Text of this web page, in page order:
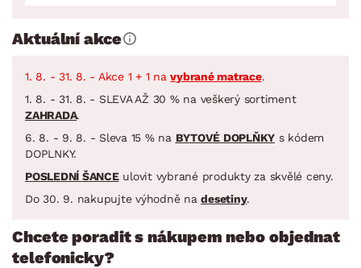
Aktuální akce
1. 8. - 31. 8. - Akce 1 + 1 navybrané matrace.
1. 8. - 31. 8. - SLEVA AŽ 30 % na veškerý sortiment
ZAHRADA.
6. 8. - 9. 8. - Sleva 15 % na BYTOVÉ DOPLŇKY s kódem
DOPLNKY.
POSLEDNÍ ŠANCEulovit vybrané produkty za skvělé ceny.
Do 30. 9. nakupujte výhodně nadesetiny.
Chcete poradit s nákupem nebo objednat
telefonicky?